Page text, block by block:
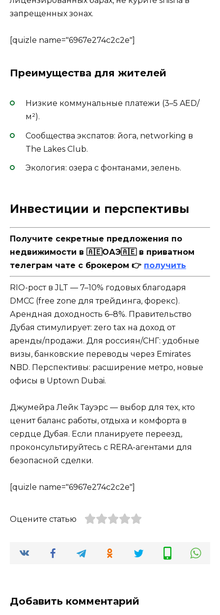
запрещенных зонах.
[quizle name="6967e274c2c2e"]
Преимущества для жителей
Низкие коммунальные платежи (3–5 AED/
м²).
Сообщества экспатов: йога, networking в
The Lakes Club.
Экология: озера с фонтанами, зелень.
Инвестиции и перспективы
Получите секретные предложения по
недвижимости в 🇦🇪ОАЭ🇦🇪 в приватном
телеграм чате с брокером 👉 получить
RIO-рост в JLT — 7–10% годовых благодаря
DMCC (free zone для трейдинга, форекс).
Арендная доходность 6–8%. Правительство
Дубая стимулирует: zero tax на доход от
аренды/продажи. Для россиян/СНГ: удобные
визы, банковские переводы через Emirates
NBD. Перспективы: расширение метро, новые
офисы в Uptown Dubai.
Джумейра Лейк Тауэрс — выбор для тех, кто
ценит баланс работы, отдыха и комфорта в
сердце Дубая. Если планируете переезд,
проконсультируйтесь с RERA-агентами для
безопасной сделки.
[quizle name="6967e274c2c2e"]
Оцените статью
Добавить комментарий